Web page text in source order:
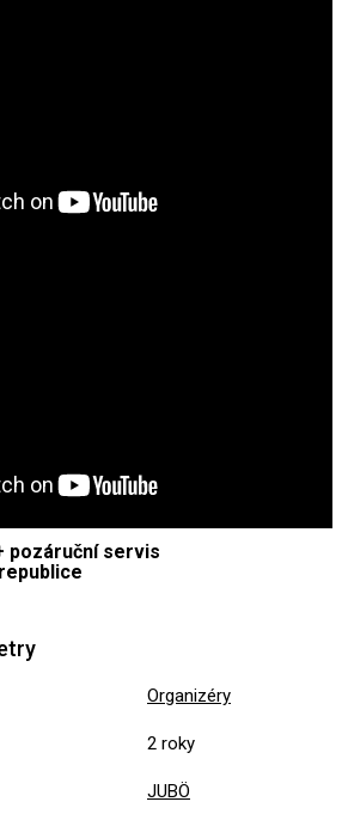
pozáruční servis
Organizéry
2 roky
JUBÖ